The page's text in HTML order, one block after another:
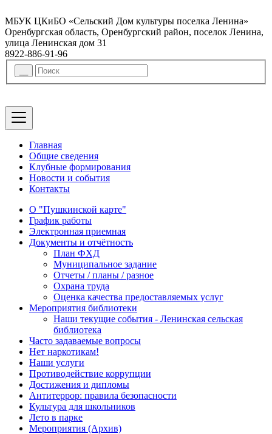
МБУК ЦКиБО «Сельский Дом культуры поселка Ленина»
Оренбургская область, Оренбургский район, поселок Ленина,
улица Ленинская дом 31
8922-886-91-96
Главная
Общие сведения
Клубные формирования
Новости и события
Контакты
О "Пушкинской карте"
График работы
Электронная приемная
Документы и отчётность
План ФХД
Муниципальное задание
Отчеты / планы / разное
Охрана труда
Оценка качества предоставляемых услуг
Мероприятия библиотеки
Наши текущие события - Ленинская сельская
библиотека
Часто задаваемые вопросы
Нет наркотикам!
Наши услуги
Противодействие коррупции
Достижения и дипломы
Антитеррор: правила безопасности
Культура для школьников
Лето в парке
Мероприятия (Архив)